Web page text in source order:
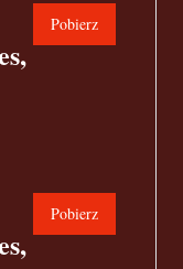
Pobierz
Pobierz